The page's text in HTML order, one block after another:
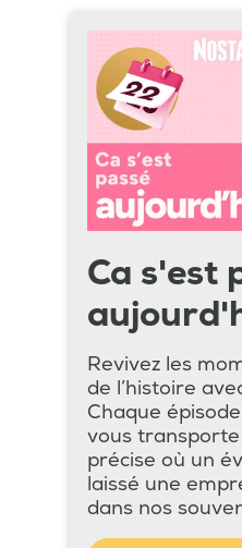
Ca s'est
Revivez les
de l’histoire
Chaque
vous
précise où un
laissé une
dans nos